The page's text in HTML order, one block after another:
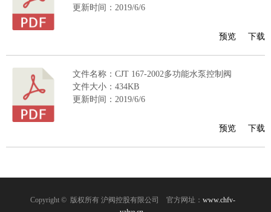
更新时间：2019/6/6
预览 下载
文件名称：CJT 167-2002多功能水泵控制阀
文件大小：434KB
更新时间：2019/6/6
预览 下载
Copyright © 版权所有 沪阀控股有限公司 官方网址： www.chfv-